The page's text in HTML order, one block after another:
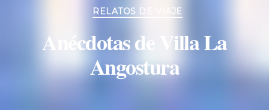
Categorías
RELATOS DE VIAJE
Anécdotas de Villa La
Angostura